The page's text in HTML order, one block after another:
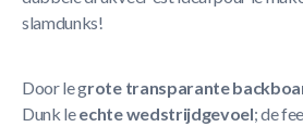
slamdunks!
Door le grote transparante
Dunk leechte wedstrijdgevoel; de